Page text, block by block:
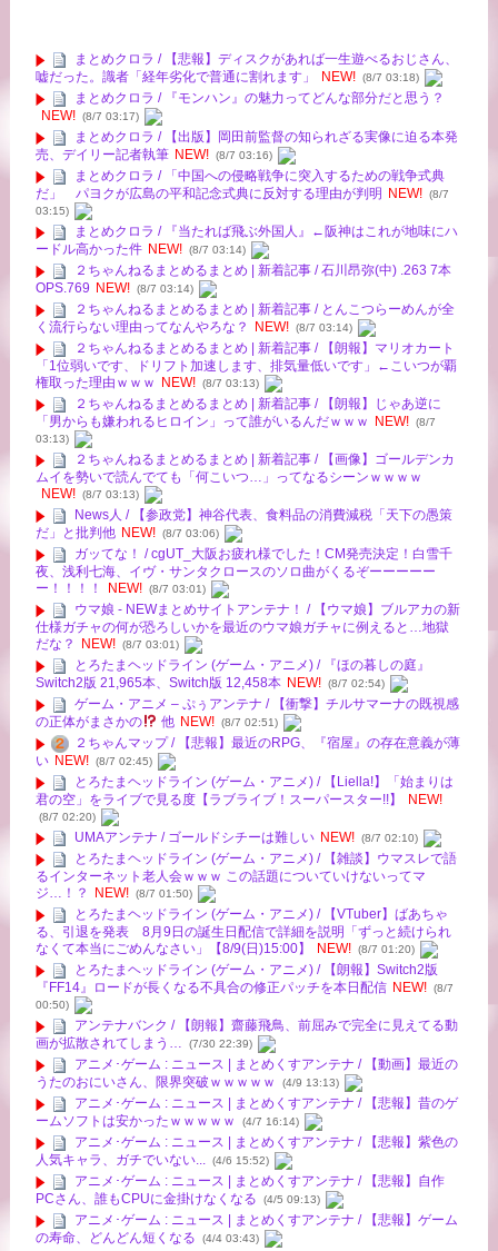
まとめクロラ / 【悲報】ディスクがあれば一生遊べるおじさん、
嘘だった。識者「経年劣化で普通に割れます」
NEW! (8/7 03:18)
まとめクロラ / 『モンハン』の魅力ってどんな部分だと思う？
NEW! (8/7 03:17)
まとめクロラ / 【出版】岡田前監督の知られざる実像に迫る本発
売、デイリー記者執筆 NEW! (8/7 03:16)
まとめクロラ / 「中国への侵略戦争に突入するための戦争式典
だ」 パヨクが広島の平和記念式典に反対する理由が判明 NEW! (8/7
03:15)
まとめクロラ / 『当たれば飛ぶ外国人』←阪神はこれが地味にハ
ードル高かった件 NEW! (8/7 03:14)
２ちゃんねるまとめるまとめ | 新着記事 / 石川昂弥(中) .263 7本
OPS.769 NEW! (8/7 03:14)
２ちゃんねるまとめるまとめ | 新着記事 / とんこつらーめんが全
く流行らない理由ってなんやろな？
NEW! (8/7 03:14)
２ちゃんねるまとめるまとめ | 新着記事 / 【朗報】マリオカート
「1位弱いです、ドリフト加速します、排気量低いです」←こいつが覇
権取った理由ｗｗｗ NEW! (8/7 03:13)
２ちゃんねるまとめるまとめ | 新着記事 / 【朗報】じゃあ逆に
「男からも嫌われるヒロイン」って誰がいるんだｗｗｗ NEW! (8/7
03:13)
２ちゃんねるまとめるまとめ | 新着記事 / 【画像】ゴールデンカ
ムイを勢いで読んでても「何こいつ…」ってなるシーンｗｗｗｗ
NEW! (8/7 03:13)
News人 / 【参政党】神谷代表、食料品の消費減税「天下の愚策
だ」と批判他 NEW! (8/7 03:06)
ガッてな！ / cgUT_大阪お疲れ様でした！CM発売決定！白雪千
夜、浅利七海、イヴ・サンタクロースのソロ曲がくるぞーーーーー
ー！！！！
NEW! (8/7 03:01)
ウマ娘 - NEWまとめサイトアンテナ！ / 【ウマ娘】ブルアカの新
仕様ガチャの何が恐ろしいかを最近のウマ娘ガチャに例えると…地獄
だな？
NEW! (8/7 03:01)
とろたまヘッドライン (ゲーム・アニメ) / 『ほの暮しの庭』
Switch2版 21,965本、Switch版 12,458本 NEW! (8/7 02:54)
ゲーム・アニメ – ぷぅアンテナ / 【衝撃】チルサマーナの既視感
の正体がまさかの
他 NEW! (8/7 02:51)
２ちゃんマップ / 【悲報】最近のRPG、『宿屋』の存在意義が薄
い NEW! (8/7 02:45)
とろたまヘッドライン (ゲーム・アニメ) / 【Liella!】「始まりは
君の空」をライブで見る度【ラブライブ！スーパースター!!】
NEW!
(8/7 02:20)
UMAアンテナ / ゴールドシチーは難しい NEW! (8/7 02:10)
とろたまヘッドライン (ゲーム・アニメ) / 【雑談】ウマスレで語
るインターネット老人会ｗｗｗ この話題についていけないってマ
ジ…！？
NEW! (8/7 01:50)
とろたまヘッドライン (ゲーム・アニメ) / 【VTuber】ばあちゃ
る、引退を発表 8月9日の誕生日配信で詳細を説明「ずっと続けられ
なくて本当にごめんなさい」【8/9(日)15:00】
NEW! (8/7 01:20)
とろたまヘッドライン (ゲーム・アニメ) / 【朗報】Switch2版
『FF14』ロードが長くなる不具合の修正パッチを本日配信 NEW! (8/7
00:50)
アンテナバンク / 【朗報】齋藤飛鳥、前屈みで完全に見えてる動
画が拡散されてしまう…
(7/30 22:39)
アニメ･ゲーム : ニュース | まとめくすアンテナ / 【動画】最近の
うたのおにいさん、限界突破ｗｗｗｗｗ
(4/9 13:13)
アニメ･ゲーム : ニュース | まとめくすアンテナ / 【悲報】昔のゲ
ームソフトは安かったｗｗｗｗｗ
(4/7 16:14)
アニメ･ゲーム : ニュース | まとめくすアンテナ / 【悲報】紫色の
人気キャラ、ガチでいない... (4/6 15:52)
アニメ･ゲーム : ニュース | まとめくすアンテナ / 【悲報】自作
PCさん、誰もCPUに金掛けなくなる
(4/5 09:13)
アニメ･ゲーム : ニュース | まとめくすアンテナ / 【悲報】ゲーム
の寿命、どんどん短くなる
(4/4 03:43)